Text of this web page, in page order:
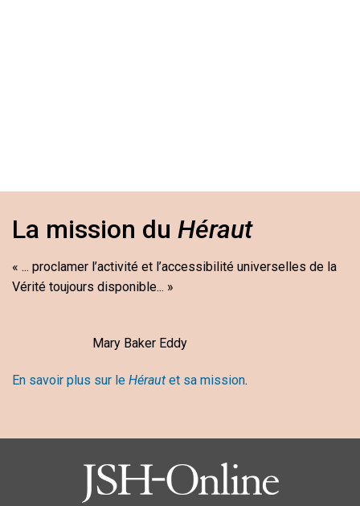
La mission du Héraut
« ... proclamer l’activité et l’accessibilité universelles de la
Vérité toujours disponible... »
Mary Baker Eddy
En savoir plus sur le Héraut et sa mission.